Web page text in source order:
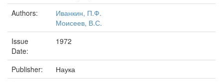
Authors:
Иванкин, П.Ф.
Моисеев, В.С.
Issue
Date:
1972
Publisher:
Наука